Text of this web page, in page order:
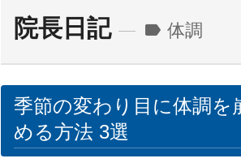
院長日記 label 体調
季節の変わり目に体調
める方法 3選